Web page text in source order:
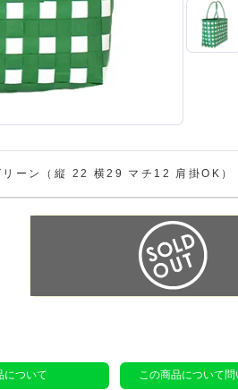
ーン（縦 22 横29 マチ12 肩掛OK）
について この商品について問